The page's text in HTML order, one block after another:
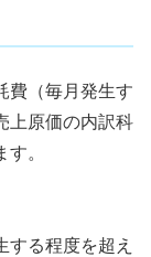
費（毎月発生す
上原価の内訳科
。
する程度を超え